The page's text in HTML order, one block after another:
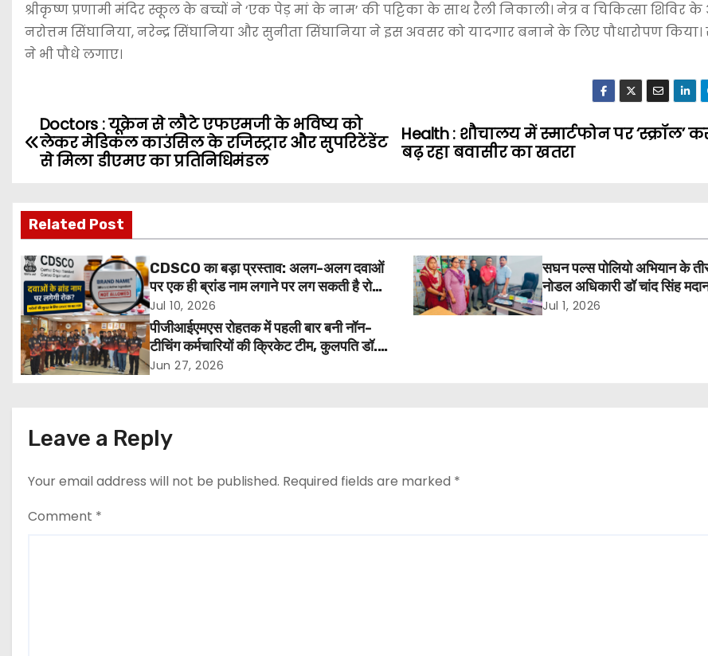
श्रीकृष्ण प्रणामी मंदिर स्कूल के बच्चों ने ‘एक पेड़ मां के नाम’ की पट्टिका के साथ रैली निकाली। नेत्र व चिकित्सा शिविर
नरोत्तम सिंघानिया, नरेन्द्र सिंघानिया और सुनीता सिंघानिया ने इस अवसर को यादगार बनाने के लिए पौधारोपण किया।
ने भी पौधे लगाए।
P
t
n
a
v
i
a
Health : शौचालय में स्मार्टफोन पर ‘स्क्रॉल’
बढ़ रहा बवासीर का खतरा
Doctors : यूक्रेन से लौटे एफएमजी के भविष्य को
लेकर मेडिकल काउंसिल के रजिस्ट्रार और सुपरिटेंडेंट
से मिला डीएमए का प्रतिनिधिमंडल
Related Post
CDSCO का बड़ा प्रस्ताव: अलग-अलग दवाओं
पर एक ही ब्रांड नाम लगाने पर लग सकती है रोक,
मरीजों की सुरक्षा होगी मजबूत
Jul 10, 2026
सघन पल्स पोलियो अभियान के
नोडल अधिकारी डॉ चांद सिंह
हांसी में किया निरीक्षण
Jul 1, 2026
पीजीआईएमएस रोहतक में पहली बार बनी नॉन-
टीचिंग कर्मचारियों की क्रिकेट टीम, कुलपति डॉ.
एच.के. अग्रवाल ने दी शुभकामनाएं
Jun 27, 2026
Leave a Reply
Your email address will not be published. Required fields are marked *
Comment *